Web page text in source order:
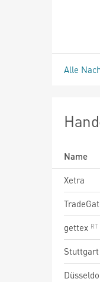
Alle
Name
Xetra
gettex
Stuttgart